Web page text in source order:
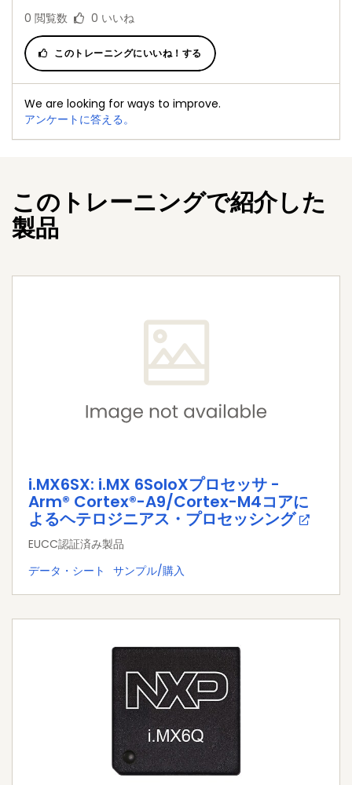
0 閲覧数 0 いいね
このトレーニングにいいね！する
We are looking for ways to improve.
アンケートに答える。
このトレーニングで紹介した
製品
i.MX6SX: i.MX 6SoloXプロセッサ -
Arm® Cortex®-A9/Cortex-M4コアに
よるヘテロジニアス・プロセッシング
EUCC認証済み製品
データ・シート
サンプル/購入